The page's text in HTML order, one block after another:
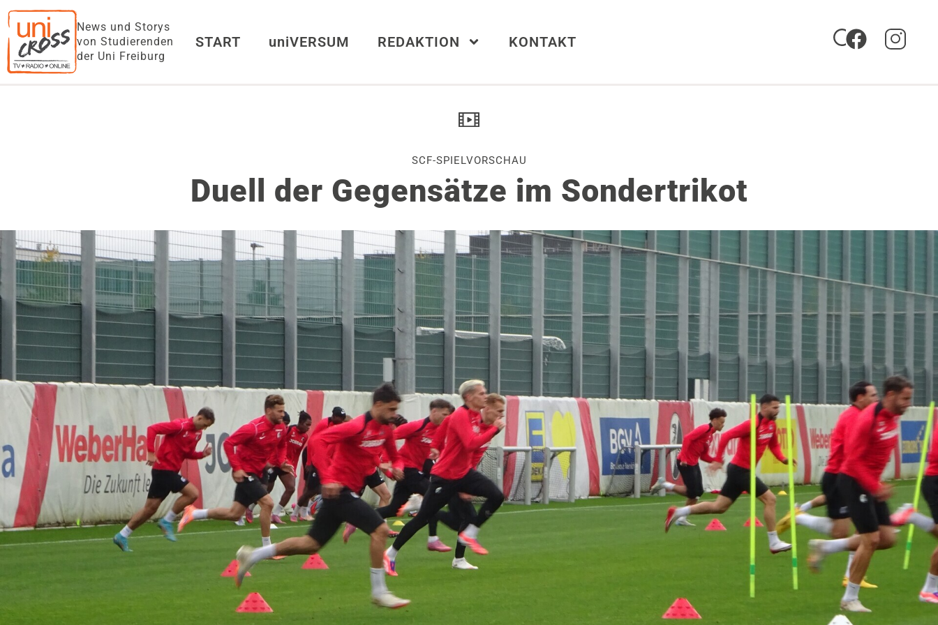
News und Storys
von Studierenden
der Uni Freiburg
START uniVERSUM REDAKTION KONTAKT
SCF-SPIELVORSCHAU
Duell der Gegensätze im Sondertrikot